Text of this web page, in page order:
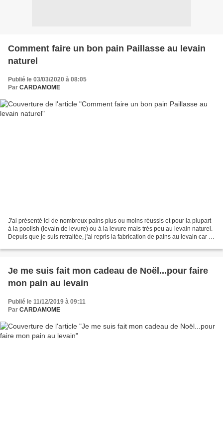
Comment faire un bon pain Paillasse au levain
naturel
Publié le 03/03/2020 à 08:05
Par CARDAMOME
J'ai présenté ici de nombreux pains plus ou moins réussis et pour la plupart
à la poolish (levain de levure) ou à la levure mais très peu au levain naturel.
Depuis que je suis retraitée, j'ai repris la fabrication de pains au levain car le
Je me suis fait mon cadeau de Noël...pour faire
mon pain au levain
Publié le 11/12/2019 à 09:11
Par CARDAMOME